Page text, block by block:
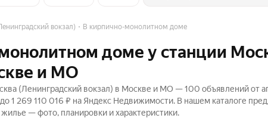
вокзал) В кирпично-монолитном доме
доме у станции
и МО
(Ленинградский вокзал) в Москве и МО — 100 объявлений от
1 269 110 016 ₽ на Яндекс Недвижимости. В нашем каталоге
— фото, планировки и характеристики.